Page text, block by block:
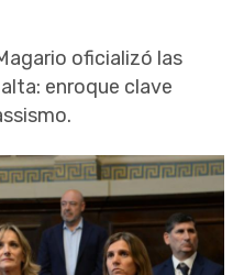
oficializó las
enroque clave